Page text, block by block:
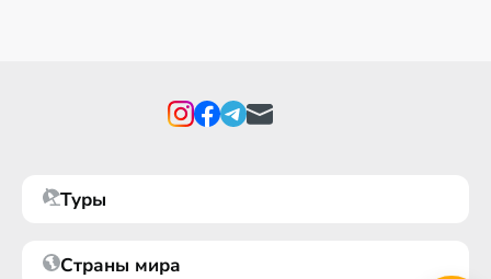
Туры
Страны мира